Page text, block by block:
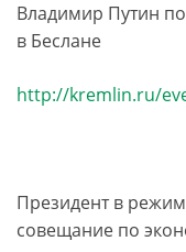
Владимир Путин
в Беслане
http://kremlin.ru/
Президент в
совещание по